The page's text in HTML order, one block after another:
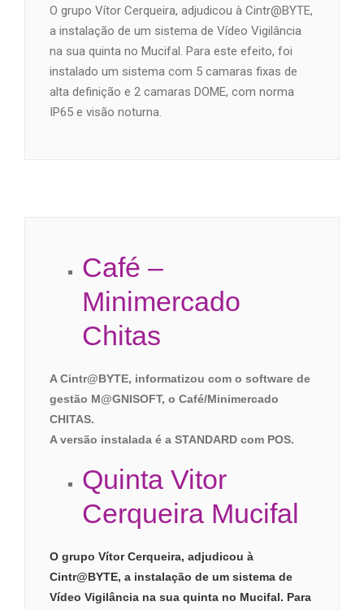
O grupo Vítor Cerqueira, adjudicou à Cintr@BYTE,
a instalação de um sistema de Vídeo Vigilância
na sua quinta no Mucifal. Para este efeito, foi
instalado um sistema com 5 camaras fixas de
alta definição e 2 camaras DOME, com norma
IP65 e visão noturna.
Café –
Minimercado
Chitas
A Cintr@BYTE, informatizou com o software de
gestão M@GNISOFT, o Café/Minimercado
CHITAS.
A versão instalada é a STANDARD com POS.
Quinta Vitor
Cerqueira Mucifal
O grupo Vítor Cerqueira, adjudicou à
Cintr@BYTE, a instalação de um sistema de
Vídeo Vigilância na sua quinta no Mucifal. Para